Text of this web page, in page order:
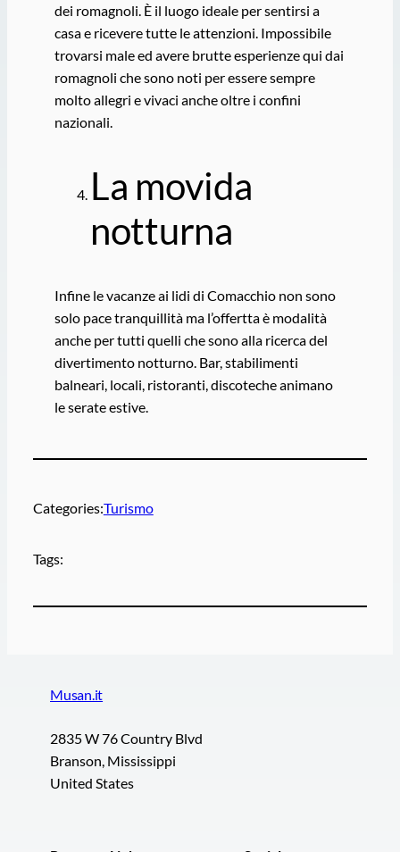
dei romagnoli. È il luogo ideale per sentirsi a
casa e ricevere tutte le attenzioni. Impossibile
trovarsi male ed avere brutte esperienze qui dai
romagnoli che sono noti per essere sempre
molto allegri e vivaci anche oltre i confini
nazionali.
La movida
notturna
Infine le vacanze ai lidi di Comacchio non sono
solo pace tranquillità ma l’offertta è modalità
anche per tutti quelli che sono alla ricerca del
divertimento notturno. Bar, stabilimenti
balneari, locali, ristoranti, discoteche animano
le serate estive.
Categories:Turismo
Tags:
Musan.it
2835 W 76 Country Blvd
Branson, Mississippi
United States